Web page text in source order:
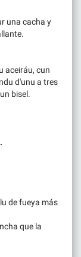
una cacha y
aceiráu, cun
d'unu a tres
bisel.
de fueya más
que la